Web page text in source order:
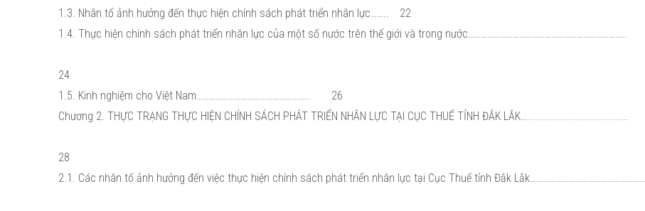
1.3. Nhân tố ảnh hưởng đến thực hiện chính sách phát triển nhân lực……..
22
1.4. Thực hiện chính sách phát triển nhân lực của một số nước trên thế giới và trong nước………………………………………………………………..
24
1.5. Kinh nghiệm cho Việt Nam……………………………………………..
26
Chương 2. THỰC TRẠNG THỰC HIỆN CHÍNH SÁCH PHÁT TRIỂN NHÂN LỰC TẠI CỤC THUẾ TỈNH ĐẮK LẮK…....................................
28
2.1. Các nhân tố ảnh hưởng đến việc thực hiện chính sách phát triển nhân lực tại Cục Thuế tỉnh Đắk Lắk………………………………………………